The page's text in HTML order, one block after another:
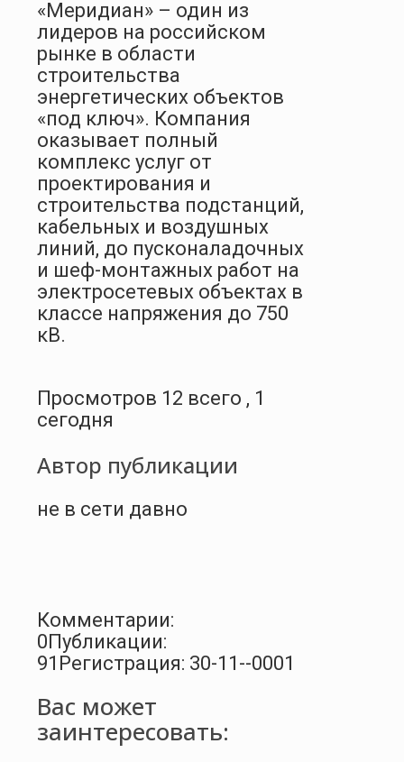
«Меридиан» – один из
лидеров на российском
рынке в области
строительства
энергетических объектов
«под ключ». Компания
оказывает полный
комплекс услуг от
проектирования и
строительства подстанций,
кабельных и воздушных
линий, до пусконаладочных
и шеф-монтажных работ на
электросетевых объектах в
классе напряжения до 750
кВ.
Просмотров 12 всего , 1
сегодня
Автор публикации
не в сети давно
Комментарии:
0Публикации:
91 Регистрация: 30-11--0001
Вас может
заинтересовать: